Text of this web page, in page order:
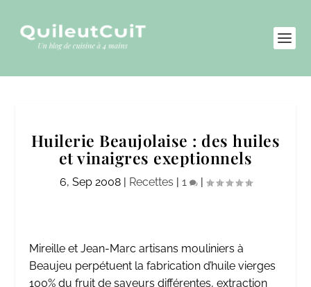
Huilerie Beaujolaise : des huiles
et vinaigres exeptionnels
6, Sep 2008| Recettes | 1 |
Mireille et Jean-Marc artisans mouliniers à
Beaujeu perpétuent la fabrication d’huile vierges
100% du fruit de saveurs différentes, extraction